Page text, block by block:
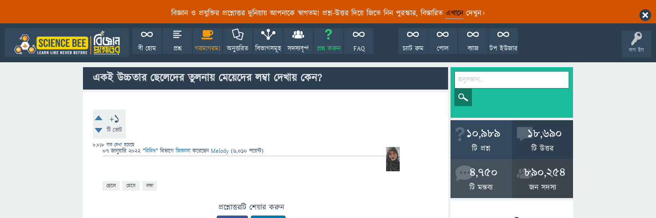
বিজ্ঞান ও প্রযুক্তির প্রশ্নোত্তর দুনিয়ায় আপনাকে স্বাগতম! প্রশ্ন-উত্তর দিয়ে জিতে নিন পুরস্কার, বিস্তারিত এখানেদেখুন।
লগ ইন
বী হোম প্রশ্ন গরমাগরম! অনুত্তরিত বিভাগসমূহ সদস্যবৃন্দ প্রশ্ন করুন FAQ টপ ইউজার
ব্যাজ
পোল
চ্যাট রুম
একই উচ্চতার ছেলেদের তুলনায় মেয়েদের লম্বা দেখায় কেন?
+1
টি ভোট
8,818 বার দেখা হয়েছে
07 জানুয়ারি 2022 "বিবিধ" বিভাগে জিজ্ঞাসাকরেছেনMelody (6,010 পয়েন্ট)
ছেলে মেয়ে লম্বা
প্রশ্নোত্তরটি শেয়ার করুন
10,989
টি প্রশ্ন
18,690
টি উত্তর
4,750
টি মন্তব্য
890,254
জন সদস্য